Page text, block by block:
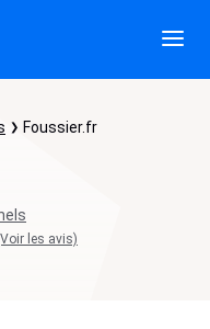
Foussier.fr
les avis)